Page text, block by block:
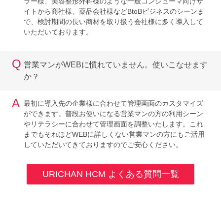
イトから商社様、薬品会社様などBtoBビジネスのシーンま
で、検討期間の長い商材を取り扱う会社様に多く導入して
いただいております。
Q 営業マンがWEBに慣れていません。使いこなせます
か？
A 最初に導入先の企業様に合わせて管理画面のカスタマイズ
ができます。普段お使いになる営業マンの方の利用シーン
やリテラシーに合わせて管理画面を調整いたします。これ
までもそれほどWEBに詳しくない営業マンの方にもご活用
していただいてきておりますのでご安心ください。
URICHAN HCM よくある質問一覧